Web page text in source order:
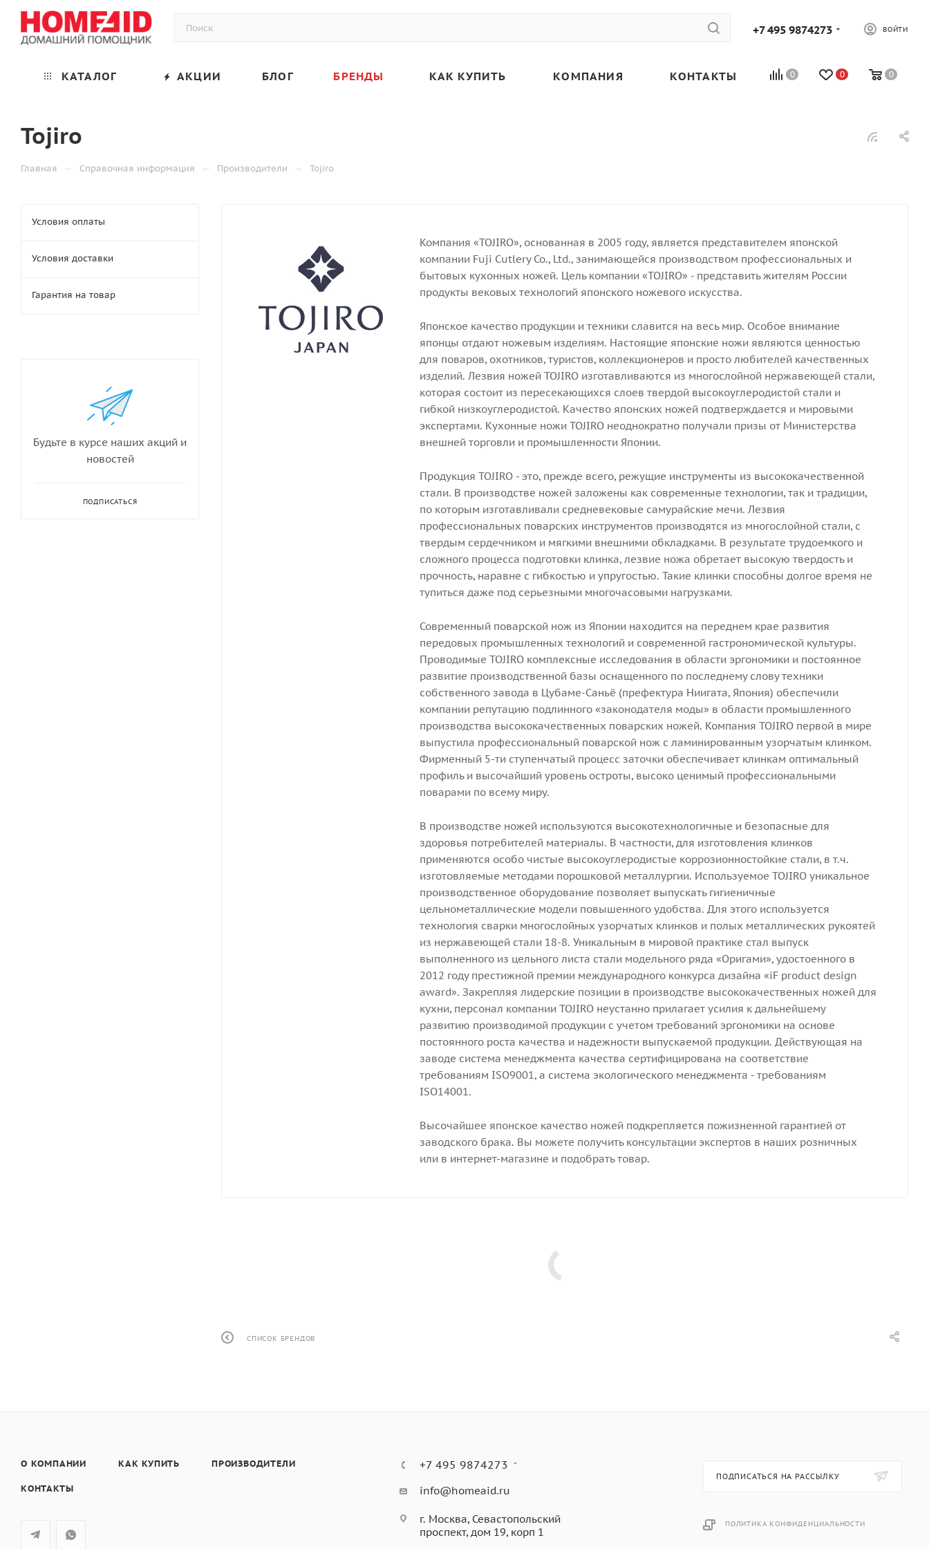
+7 495 9874273 ВОЙТИ
0 0 0
КАТАЛОГ АКЦИИ БЛОГ БРЕНДЫ КАК КУПИТЬ КОМПАНИЯ КОНТАКТЫ
Tojiro
Главная — Справочная информация — Производители — Tojiro
Компания «TOJIRO», основанная в 2005 году, является представителем японской
компании Fuji Cutlery Co., Ltd., занимающейся производством профессиональных и
бытовых кухонных ножей. Цель компании «TOJIRO» - представить жителям России
продукты вековых технологий японского ножевого искусства.
Японское качество продукции и техники славится на весь мир. Особое внимание
японцы отдают ножевым изделиям. Настоящие японские ножи являются ценностью
для поваров, охотников, туристов, коллекционеров и просто любителей качественных
изделий. Лезвия ножей TOJIRO изготавливаются из многослойной нержавеющей стали,
которая состоит из пересекающихся слоев твердой высокоуглеродистой стали и
гибкой низкоуглеродистой. Качество японских ножей подтверждается и мировыми
экспертами. Кухонные ножи TOJIRO неоднократно получали призы от Министерства
внешней торговли и промышленности Японии.
Продукция TOJIRO - это, прежде всего, режущие инструменты из высококачественной
стали. В производстве ножей заложены как современные технологии, так и традиции,
по которым изготавливали средневековые самурайские мечи. Лезвия
профессиональных поварских инструментов производятся из многослойной стали, с
твердым сердечником и мягкими внешними обкладками. В результате трудоемкого и
сложного процесса подготовки клинка, лезвие ножа обретает высокую твердость и
прочность, наравне с гибкостью и упругостью. Такие клинки способны долгое время не
тупиться даже под серьезными многочасовыми нагрузками.
Современный поварской нож из Японии находится на переднем крае развития
передовых промышленных технологий и современной гастрономической культуры.
Проводимые TOJIRO комплексные исследования в области эргономики и постоянное
развитие производственной базы оснащенного по последнему слову техники
собственного завода в Цубаме-Саньё (префектура Ниигата, Япония) обеспечили
компании репутацию подлинного «законодателя моды» в области промышленного
производства высококачественных поварских ножей. Компания TOJIRO первой в мире
выпустила профессиональный поварской нож с ламинированным узорчатым клинком.
Фирменный 5-ти ступенчатый процесс заточки обеспечивает клинкам оптимальный
профиль и высочайший уровень остроты, высоко ценимый профессиональными
поварами по всему миру.
В производстве ножей используются высокотехнологичные и безопасные для
здоровья потребителей материалы. В частности, для изготовления клинков
применяются особо чистые высокоуглеродистые коррозионностойкие стали, в т.ч.
изготовляемые методами порошковой металлургии. Используемое TOJIRO уникальное
производственное оборудование позволяет выпускать гигиеничные
цельнометаллические модели повышенного удобства. Для этого используется
технология сварки многослойных узорчатых клинков и полых металлических рукоятей
из нержавеющей стали 18-8. Уникальным в мировой практике стал выпуск
выполненного из цельного листа стали модельного ряда «Оригами», удостоенного в
2012 году престижной премии международного конкурса дизайна «iF product design
award». Закрепляя лидерские позиции в производстве высококачественных ножей для
кухни, персонал компании TOJIRO неустанно прилагает усилия к дальнейшему
развитию производимой продукции с учетом требований эргономики на основе
постоянного роста качества и надежности выпускаемой продукции. Действующая на
заводе система менеджмента качества сертифицирована на соответствие
требованиям ISO9001, а система экологического менеджмента - требованиям
ISO14001.
Высочайшее японское качество ножей подкрепляется пожизненной гарантией от
заводского брака. Вы можете получить консультации экспертов в наших розничных
или в интернет-магазине и подобрать товар.
СПИСОК БРЕНДОВ
Условия оплаты
Условия доставки
Гарантия на товар
Будьте в курсе наших акций и
новостей
ПОДПИСАТЬСЯ
О КОМПАНИИ КАК КУПИТЬ ПРОИЗВОДИТЕЛИ
КОНТАКТЫ
+7 495 9874273
info@homeaid.ru
г. Москва, Севастопольский
проспект, дом 19, корп 1
ПОДПИСАТЬСЯ НА РАССЫЛКУ
ПОЛИТИКА КОНФИДЕНЦИАЛЬНОСТИ